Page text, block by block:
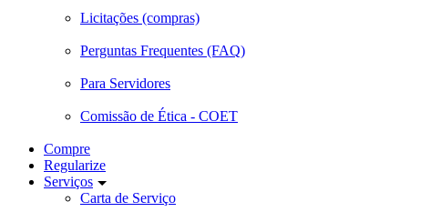
Licitações (compras)
Perguntas Frequentes (FAQ)
Para Servidores
Comissão de Ética - COET
Compre
Regularize
Serviços
Carta de Serviço